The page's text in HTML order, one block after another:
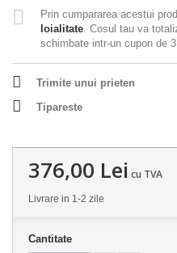
Prin cumpararea acestui
loialitate. Cosul tau va
schimbate intr-un cupon de
Trimite unui prieten
Tipareste
376,00 Lei cu TVA
Livrare in 1-2 zile
Cantitate